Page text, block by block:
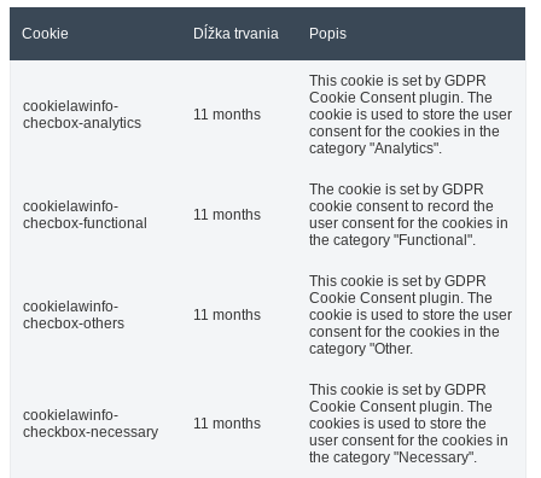
Cookie Dĺžka trvania Popis
cookielawinfo-
checbox-analytics
11 months
This cookie is set by GDPR
Cookie Consent plugin. The
cookie is used to store the user
consent for the cookies in the
category "Analytics".
cookielawinfo-
checbox-functional
11 months
The cookie is set by GDPR
cookie consent to record the
user consent for the cookies in
the category "Functional".
cookielawinfo-
checbox-others
11 months
This cookie is set by GDPR
Cookie Consent plugin. The
cookie is used to store the user
consent for the cookies in the
category "Other.
cookielawinfo-
checkbox-necessary
11 months
This cookie is set by GDPR
Cookie Consent plugin. The
cookies is used to store the
user consent for the cookies in
the category "Necessary".